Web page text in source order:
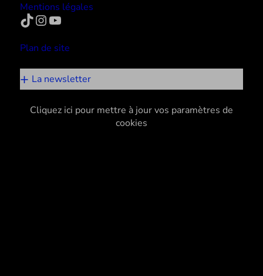
Mentions légales
TikTok InstagramYouTube
Plan de site
La newsletter
Cliquez ici pour mettre à jour vos paramètres de
cookies